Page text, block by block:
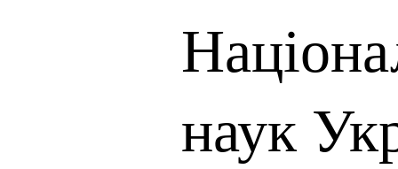
наук